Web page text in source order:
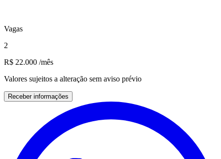
Vagas
2
R$ 22.000 /mês
Valores sujeitos a alteração sem aviso prévio
Receber informações